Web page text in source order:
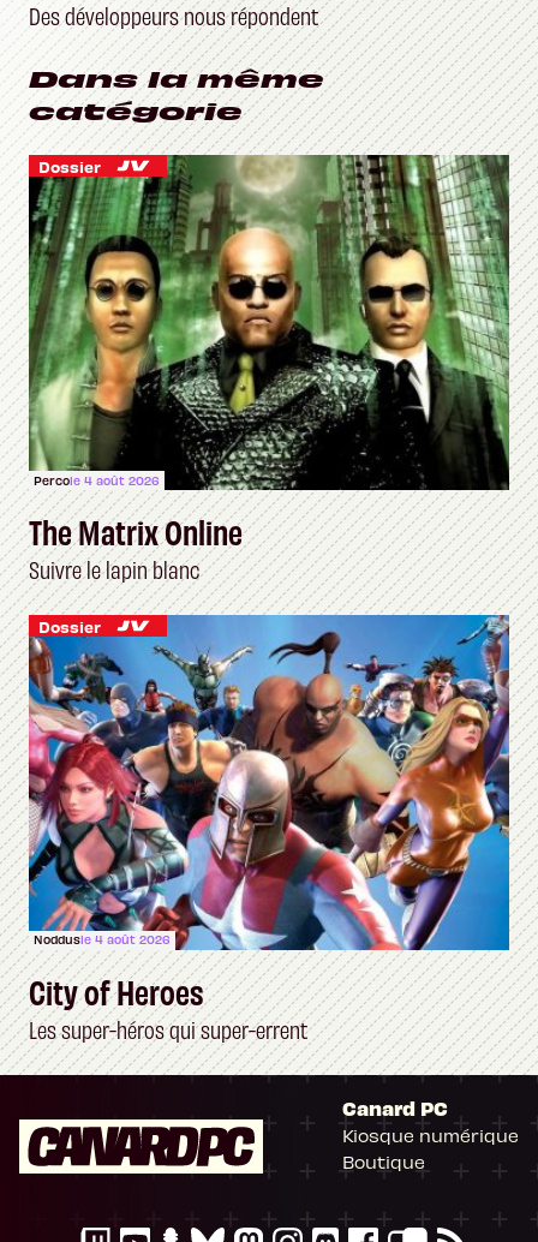
Des développeurs nous répondent
Dans la même
catégorie
Dossier
Percole 4 août 2026
The Matrix Online
Suivre le lapin blanc
Dossier
Noddusle 4 août 2026
City of Heroes
Les super-héros qui super-errent
Canard PC
Kiosque numérique
Boutique